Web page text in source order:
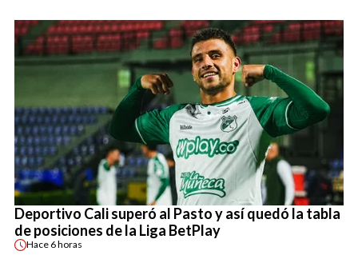
Deportivo Cali superó al Pasto y así quedó la tabla
de posiciones de la Liga BetPlay
Hace 6 horas